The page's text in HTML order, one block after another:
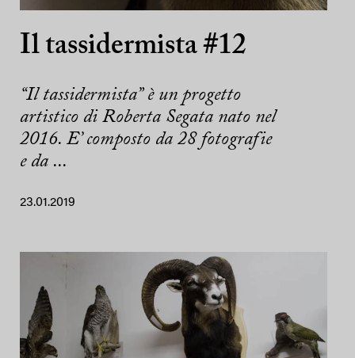
Il tassidermista #12
“Il tassidermista” è un progetto
artistico di Roberta Segata nato nel
2016. E’ composto da 28 fotografie
e da ...
23.01.2019